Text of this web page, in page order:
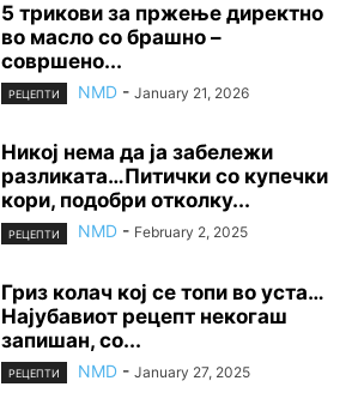
5 трикови за пржење директно
во масло со брашно –
совршено...
РЕЦЕПТИ NMD - January 21, 2026
Никој нема да ја забележи
разликата…Питички со купечки
кори, подобри отколку...
РЕЦЕПТИ NMD - February 2, 2025
Гриз колач кој се топи во уста…
Најубавиот рецепт некогаш
запишан, со...
РЕЦЕПТИ NMD - January 27, 2025